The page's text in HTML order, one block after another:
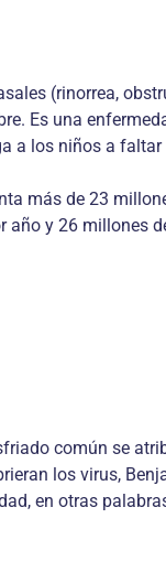
(rinorrea,
Es una
a los niños a
más de 23
año y 26 millones
común se
los virus,
en otras